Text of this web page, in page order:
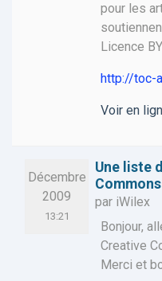
pour les
Licence
http://toc-
Voir en
Décembre
2009
13:21
Une liste
Commons
par iWilex
Bonjour,
Creative
Merci et